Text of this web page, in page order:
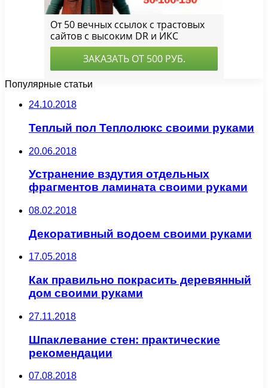
Популярные статьи
24.10.2018
Теплый пол Теплолюкс своими руками
20.06.2018
Устранение вздутия отдельных
фрагментов ламината своими руками
08.02.2018
Декоративный водоем своими руками
17.05.2018
Как правильно покрасить деревянный
дом своими руками
27.11.2018
Шпаклевание стен: практические
рекомендации
07.08.2018